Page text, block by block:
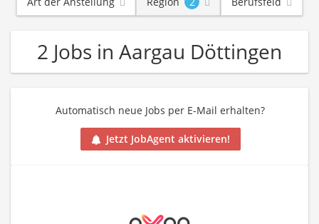
2 Jobs in Aargau Döttingen
Automatisch neue Jobs per E-Mail erhalten?
Jetzt JobAgent aktivieren!